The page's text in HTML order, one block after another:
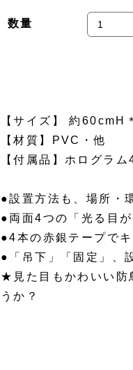
数量
【サイズ】 約60cmH
【材質】PVC・他
【付属品】ホログラ
●設置方法も、場所・
●両面4つの「光る目が
●4本の赤銀テープで
●「吊下」「固定」、
★見た目もかわいい防
うか？